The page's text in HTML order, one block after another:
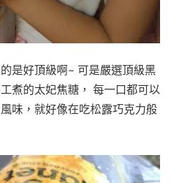
是好頂級啊~ 可是嚴選頂級黑
煮的太妃焦糖， 每一口都可以
味，就好像在吃松露巧克力般